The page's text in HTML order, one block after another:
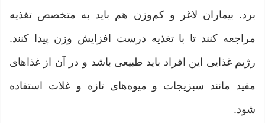
برد. بیماران لاغر و کم‌وزن هم باید به متخصص تغذیه
مراجعه کنند تا با تغذیه درست افزایش وزن پیدا کنند.
رژیم غذایی این افراد باید طبیعی باشد و در آن از غذاهای
مفید مانند سبزیجات و میوه‌های تازه و غلات استفاده
شود.